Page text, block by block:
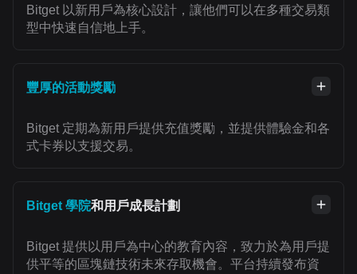
Bitget 以新用戶為核心設計，讓他們可以在多種交易類
型中快速自信地上手。
豐厚的活動獎勵
Bitget 定期為新用戶提供充值獎勵，並提供體驗金和各
式卡券以支援交易。
Bitget 學院和用戶成長計劃
Bitget 提供以用戶為中心的教育內容，致力於為用戶提
供平等的區塊鏈技術未來存取機會。平台持續發布資